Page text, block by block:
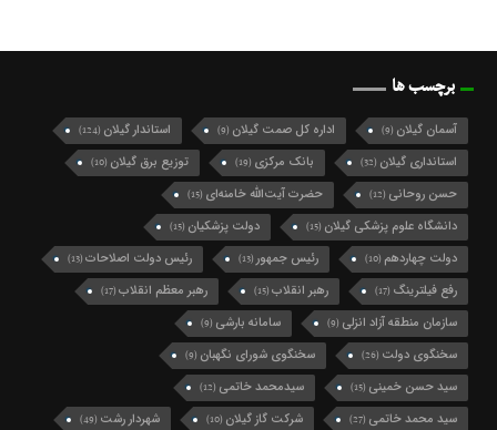
برچسب ها
آسمان گیلان (9) اداره کل صمت گیلان (9) استاندار گیلان (124)
استانداری گیلان (32) بانک مرکزی (19) توزیع برق گیلان (10)
حسن روحانی (12) حضرت آیت‌الله خامنه‌ای (15)
دانشگاه علوم پزشکی گیلان (15) دولت پزشکیان (15)
دولت چهاردهم (10) رئیس جمهور(13) رئیس دولت اصلاحات(13)
رفع فیلترینگ (17) رهبر انقلاب(15) رهبر معظم انقلاب(17)
سازمان منطقه آزاد انزلی (9) سامانه بارشی (9)
سخنگوی دولت (26) سخنگوی شورای نگهبان (9)
سید حسن خمینی (15) سیدمحمد خاتمی (12)
سید محمد خاتمی (27) شرکت گاز گیلان (10) شهردار رشت (49)